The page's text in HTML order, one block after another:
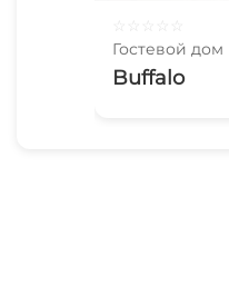
Гостевой дом
Buffalo